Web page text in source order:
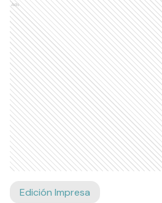
Ads
Edición Impresa